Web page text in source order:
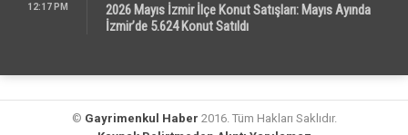
12:17 PM
2026 Mayıs İzmir İlçe Konut Satışları: Mayıs Ayında
İzmir’de 5.624 Konut Satıldı
© Gayrimenkul Haber 2016. Tüm Hakları Saklıdır.